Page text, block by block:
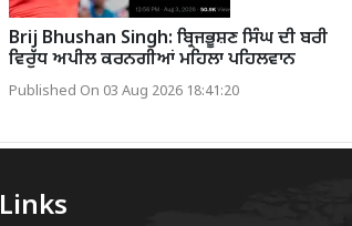
Brij Bhushan Singh: ਬ੍ਰਿਜਭੂਸ਼ਣ ਸਿੰਘ ਦੀ ਬਰੀ
ਵਿਰੁੱਧ ਅਪੀਲ ਕਰਨਗੀਆਂ ਮਹਿਲਾ ਪਹਿਲਵਾਨ
Published On 03 Aug 2026 18:41:20
Links